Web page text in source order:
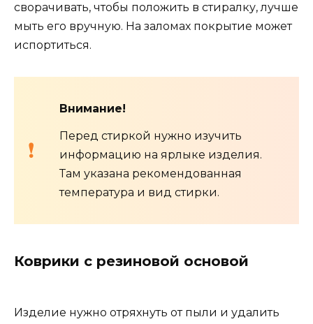
сворачивать, чтобы положить в стиралку, лучше
мыть его вручную. На заломах покрытие может
испортиться.
Внимание!
Перед стиркой нужно изучить
информацию на ярлыке изделия.
Там указана рекомендованная
температура и вид стирки.
Коврики с резиновой основой
Изделие нужно отряхнуть от пыли и удалить